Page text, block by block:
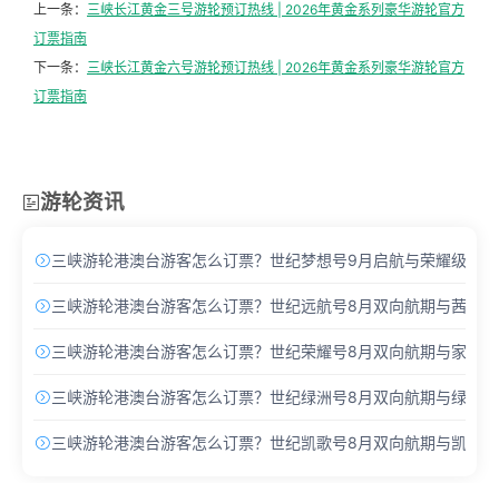
上一条： 三峡长江黄金三号游轮预订热线 | 2026年黄金系列豪华游轮官方
订票指南
下一条： 三峡长江黄金六号游轮预订热线 | 2026年黄金系列豪华游轮官方
订票指南
 游轮资讯
三峡游轮港澳台游客怎么订票？世纪梦想号9月启航与荣耀级Pro
三峡游轮港澳台游客怎么订票？世纪远航号8月双向航期与茜茜
三峡游轮港澳台游客怎么订票？世纪荣耀号8月双向航期与家庭
三峡游轮港澳台游客怎么订票？世纪绿洲号8月双向航期与绿洲
三峡游轮港澳台游客怎么订票？世纪凯歌号8月双向航期与凯歌